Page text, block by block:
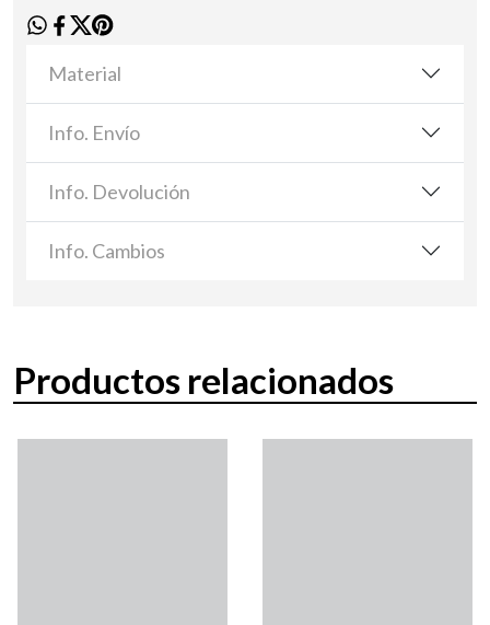
Material
Info. Envío
Info. Devolución
Info. Cambios
Productos relacionados